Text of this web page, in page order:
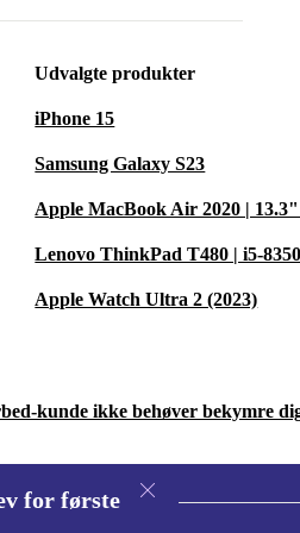
planetens
til detaljerige
Udvalgte produkter
iPhone 15
Samsung Galaxy S23
Apple MacBook Air 2020 |
Lenovo ThinkPad T480 | i5-
Apple Watch Ultra 2 (2023)
kunde ikke behøver bekymre
for første